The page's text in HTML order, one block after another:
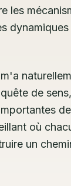
les
dynamiques
m'a
de
où
un